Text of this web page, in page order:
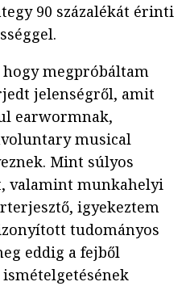
90 százalékát érinti
megpróbáltam
jelenségről, amit
earwormnak,
musical
Mint súlyos
valamint munkahelyi
igyekeztem
tudományos
eddig a fejből